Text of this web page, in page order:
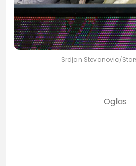
Srdjan Stevanovic/